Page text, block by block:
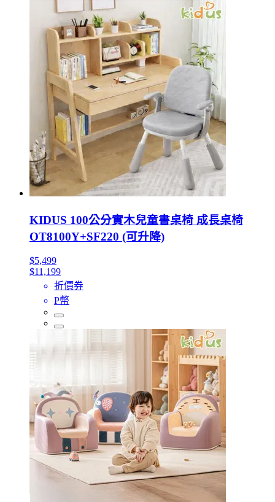
KIDUS 100公分實木兒童書桌椅 成長桌椅
OT8100Y+SF220 (可升降)
$5,499
$11,199
折價券
P幣